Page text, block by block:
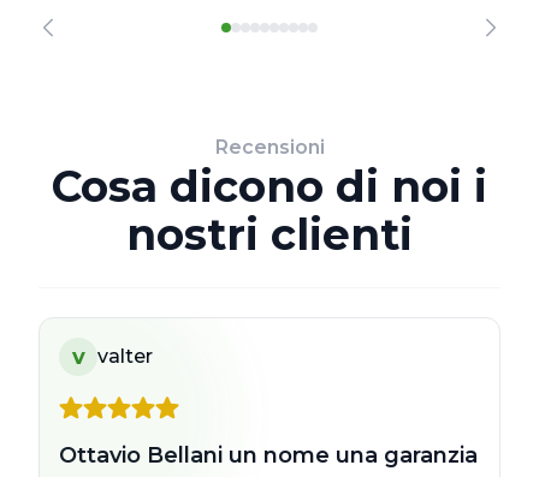
Recensioni
Cosa dicono di noi i
nostri clienti
v valter
Ottavio Bellani un nome una garanzia